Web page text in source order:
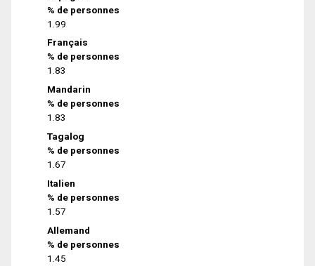
% de personnes
1.99
Français
% de personnes
1.83
Mandarin
% de personnes
1.83
Tagalog
% de personnes
1.67
Italien
% de personnes
1.57
Allemand
% de personnes
1.45